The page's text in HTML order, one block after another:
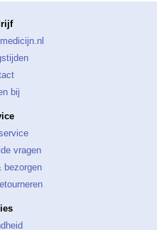
bij
vragen
bezorgen